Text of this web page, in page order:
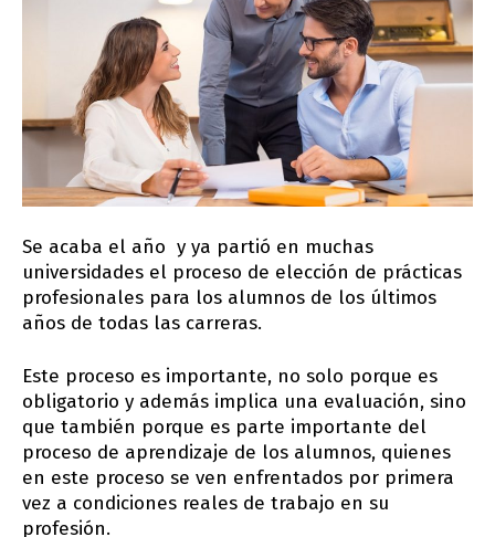
Se acaba el año y ya partió en muchas
universidades el proceso de elección de prácticas
profesionales para los alumnos de los últimos
años de todas las carreras.
Este proceso es importante, no solo porque es
obligatorio y además implica una evaluación, sino
que también porque es parte importante del
proceso de aprendizaje de los alumnos, quienes
en este proceso se ven enfrentados por primera
vez a condiciones reales de trabajo en su
profesión.